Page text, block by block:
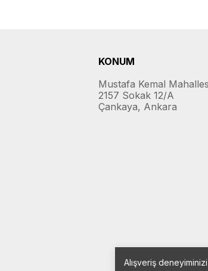
Alışveriş
KONUM
Mustafa Kemal
2157 Sokak 12/A
Çankaya, Ankara